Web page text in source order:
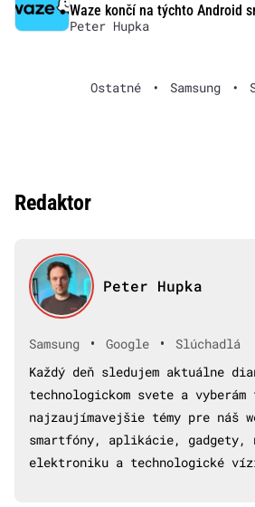
Waze končí na týchto Android
Peter Hupka
Ostatné • Samsung •
Redaktor
Peter Hupka
Samsung • Google •
Slúchadlá
Každý deň sledujem aktuálne
technologickom svete a
najzaujímavejšie témy pre náš
smartfóny, aplikácie, gadgety,
elektroniku a technologické